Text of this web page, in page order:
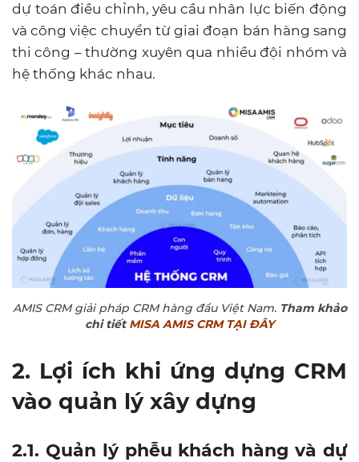
dự toán điều chỉnh, yêu cầu nhân lực biến động
và công việc chuyển từ giai đoạn bán hàng sang
thi công – thường xuyên qua nhiều đội nhóm và
hệ thống khác nhau.
AMIS CRM giải pháp CRM hàng đầu Việt Nam.Tham khảo
chi tiết MISA AMIS CRM TẠI ĐÂY
2. Lợi ích khi ứng dựng CRM
vào quản lý xây dựng
2.1. Quản lý phễu khách hàng và dự